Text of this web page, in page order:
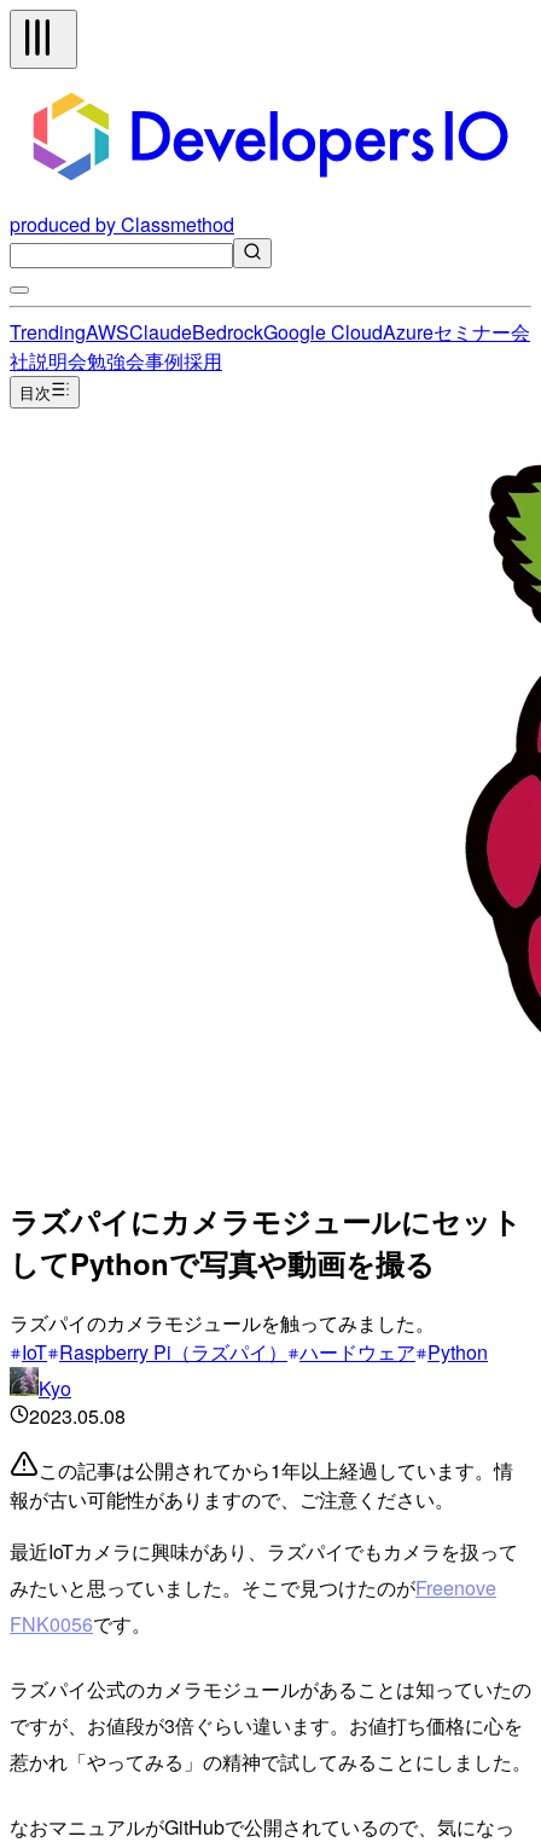
produced by Classmethod
TrendingAWSClaudeBedrockGoogle CloudAzureセミナー会
社説明会勉強会事例採用
目次
ラズパイにカメラモジュールにセット
してPythonで写真や動画を撮る
ラズパイのカメラモジュールを触ってみました。
IoT Raspberry Pi（ラズパイ） ハードウェア Python
Kyo
2023.05.08
この記事は公開されてから1年以上経過しています。情
報が古い可能性がありますので、ご注意ください。
最近IoTカメラに興味があり、ラズパイでもカメラを扱って
みたいと思っていました。そこで見つけたのがFreenove
FNK0056です。
ラズパイ公式のカメラモジュールがあることは知っていたの
ですが、お値段が3倍ぐらい違います。お値打ち価格に心を
惹かれ「やってみる」の精神で試してみることにしました。
なおマニュアルがGitHubで公開されているので、気になっ